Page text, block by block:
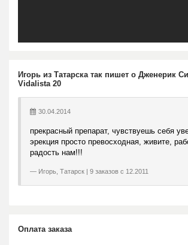
Игорь из Татарска так пишет о Дженерик
Vidalista 20
30.04.2014
прекрасный препарат, чувствуешь себя
эрекция просто превосходная, живите,
радость нам!!!
Игорь, Татарск | 9 заказов с 12.2011
Оплата заказа